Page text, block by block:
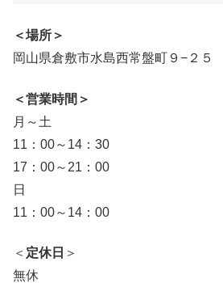
＜場所＞
岡山県倉敷市水島西常盤町９−２５
＜営業時間＞
月～土
11：00～14：30
17：00～21：00
日
11：00～14：00
＜ 定休日 ＞
無休